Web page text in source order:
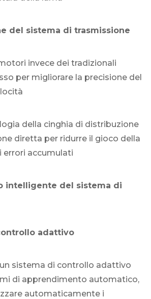
del sistema di trasmissione
invece dei tradizionali
per migliorare la precisione del
della cinghia di distribuzione
diretta per ridurre il gioco della
errori accumulati
intelligente del sistema di
adattivo
sistema di controllo adattivo
di apprendimento automatico,
automaticamente i